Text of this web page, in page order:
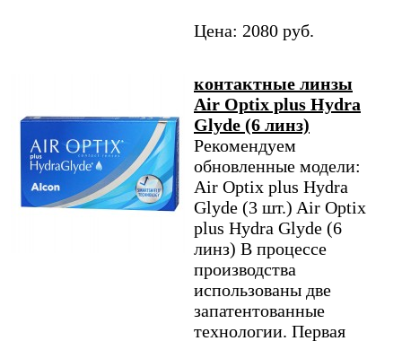
Цена: 2080 руб.
контактные линзы
Air Optix plus Hydra
Glyde (6 линз)
Рекомендуем
обновленные модели:
Air Optix plus Hydra
Glyde (3 шт.) Air Optix
plus Hydra Glyde (6
линз) В процессе
производства
использованы две
запатентованные
технологии. Первая